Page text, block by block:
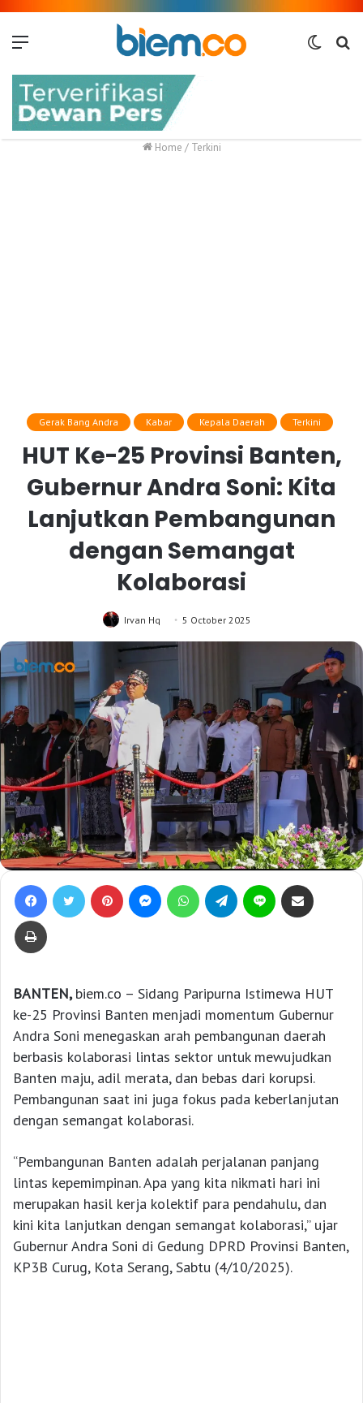
Switch
Home / Terkini
Gerak Bang Andra Kabar Kepala Daerah Terkini
HUT Ke-25 Provinsi Banten,
Gubernur Andra Soni: Kita
Lanjutkan Pembangunan
dengan Semangat
Kolaborasi
Irvan Hq 5 October 2025
BANTEN, biem.co – Sidang Paripurna Istimewa HUT
ke-25 Provinsi Banten menjadi momentum Gubernur
Andra Soni menegaskan arah pembangunan daerah
berbasis kolaborasi lintas sektor untuk mewujudkan
Banten maju, adil merata, dan bebas dari korupsi.
Pembangunan saat ini juga fokus pada keberlanjutan
dengan semangat kolaborasi.
“Pembangunan Banten adalah perjalanan panjang
lintas kepemimpinan. Apa yang kita nikmati hari ini
merupakan hasil kerja kolektif para pendahulu, dan
kini kita lanjutkan dengan semangat kolaborasi,” ujar
Gubernur Andra Soni di Gedung DPRD Provinsi Banten,
KP3B Curug, Kota Serang, Sabtu (4/10/2025).